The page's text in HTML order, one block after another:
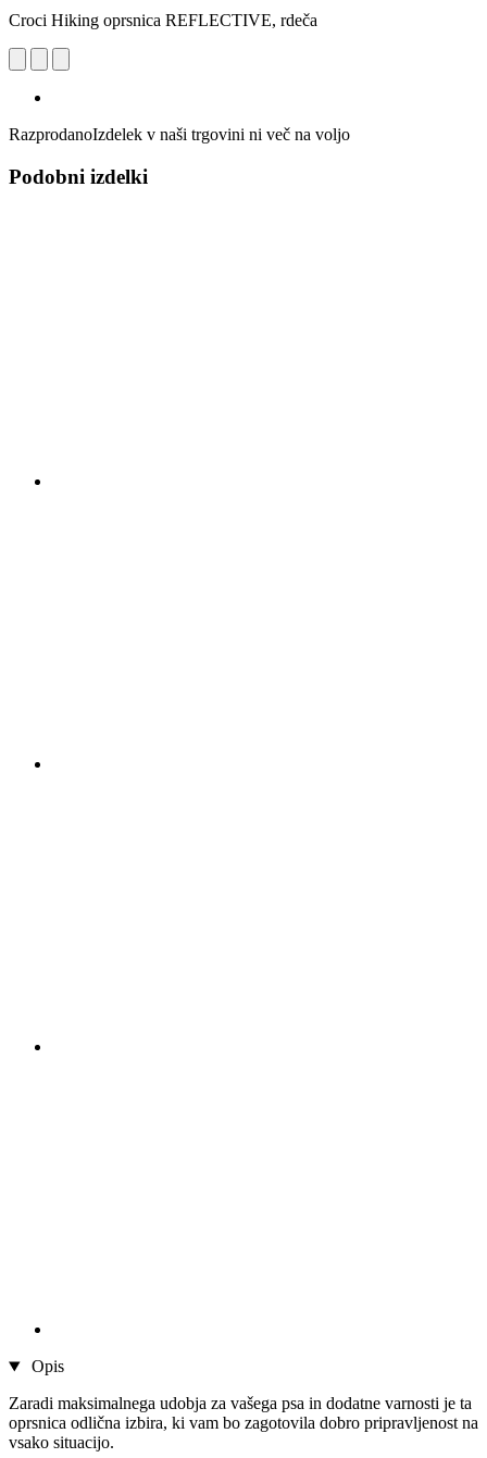
Croci Hiking oprsnica REFLECTIVE, rdeča
RazprodanoIzdelek v naši trgovini ni več na voljo
Podobni izdelki
Opis
Zaradi maksimalnega udobja za vašega psa in dodatne varnosti je ta
oprsnica odlična izbira, ki vam bo zagotovila dobro pripravljenost na
vsako situacijo.